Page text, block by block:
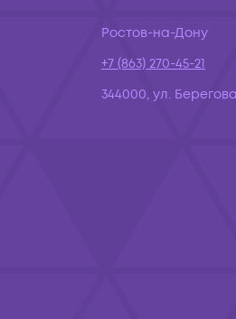
Ростов-на-Дону
+7 (863) 270-45-21
344000, ул.